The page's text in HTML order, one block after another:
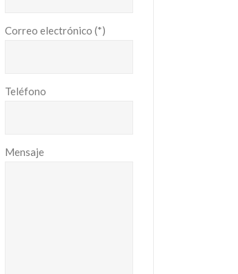
Correo electrónico (*)
Teléfono
Mensaje